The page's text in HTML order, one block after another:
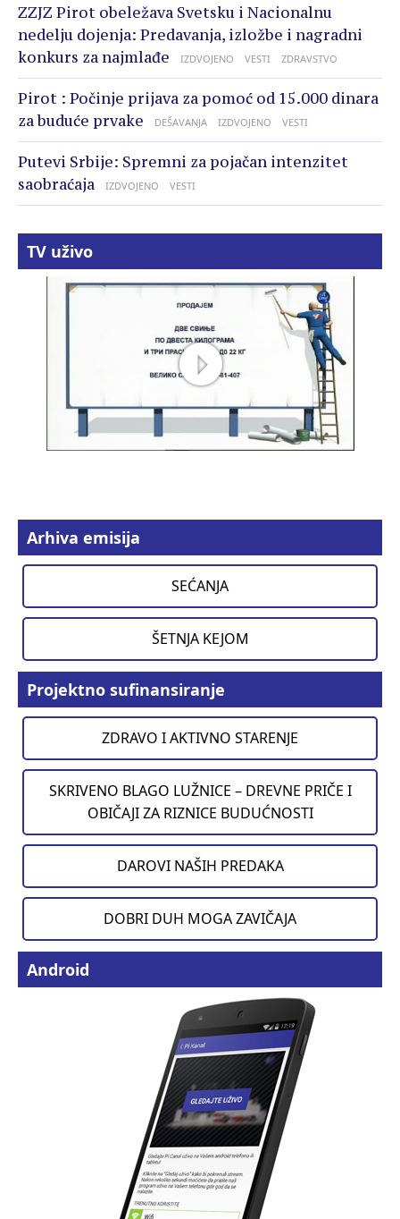
ZZJZ Pirot obeležava Svetsku i Nacionalnu
nedelju dojenja: Predavanja, izložbe i nagradni
konkurs za najmlađe
IZDVOJENO VESTI ZDRAVSTVO
Pirot : Počinje prijava za pomoć od 15.000 dinara
za buduće prvake
DEŠAVANJA IZDVOJENO VESTI
Putevi Srbije: Spremni za pojačan intenzitet
saobraćaja
IZDVOJENO VESTI
TV uživo
Arhiva emisija
SEĆANJA
ŠETNJA KEJOM
Projektno sufinansiranje
ZDRAVO I AKTIVNO STARENJE
SKRIVENO BLAGO LUŽNICE – DREVNE PRIČE I
OBIČAJI ZA RIZNICE BUDUĆNOSTI
DAROVI NAŠIH PREDAKA
DOBRI DUH MOGA ZAVIČAJA
Android